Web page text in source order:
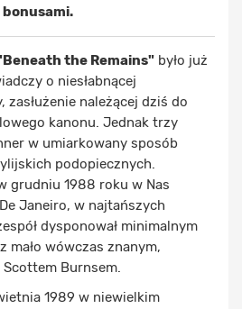
the Remains" było już
o niesłabnącej
zasłużenie należącej dziś do
kanonu. Jednak trzy
w umiarkowany sposób
podopiecznych.
grudniu 1988 roku w Nas
Janeiro, w najtańszych
dysponował minimalnym
mało wówczas znanym,
Scottem Burnsem.
1989 w niewielkim